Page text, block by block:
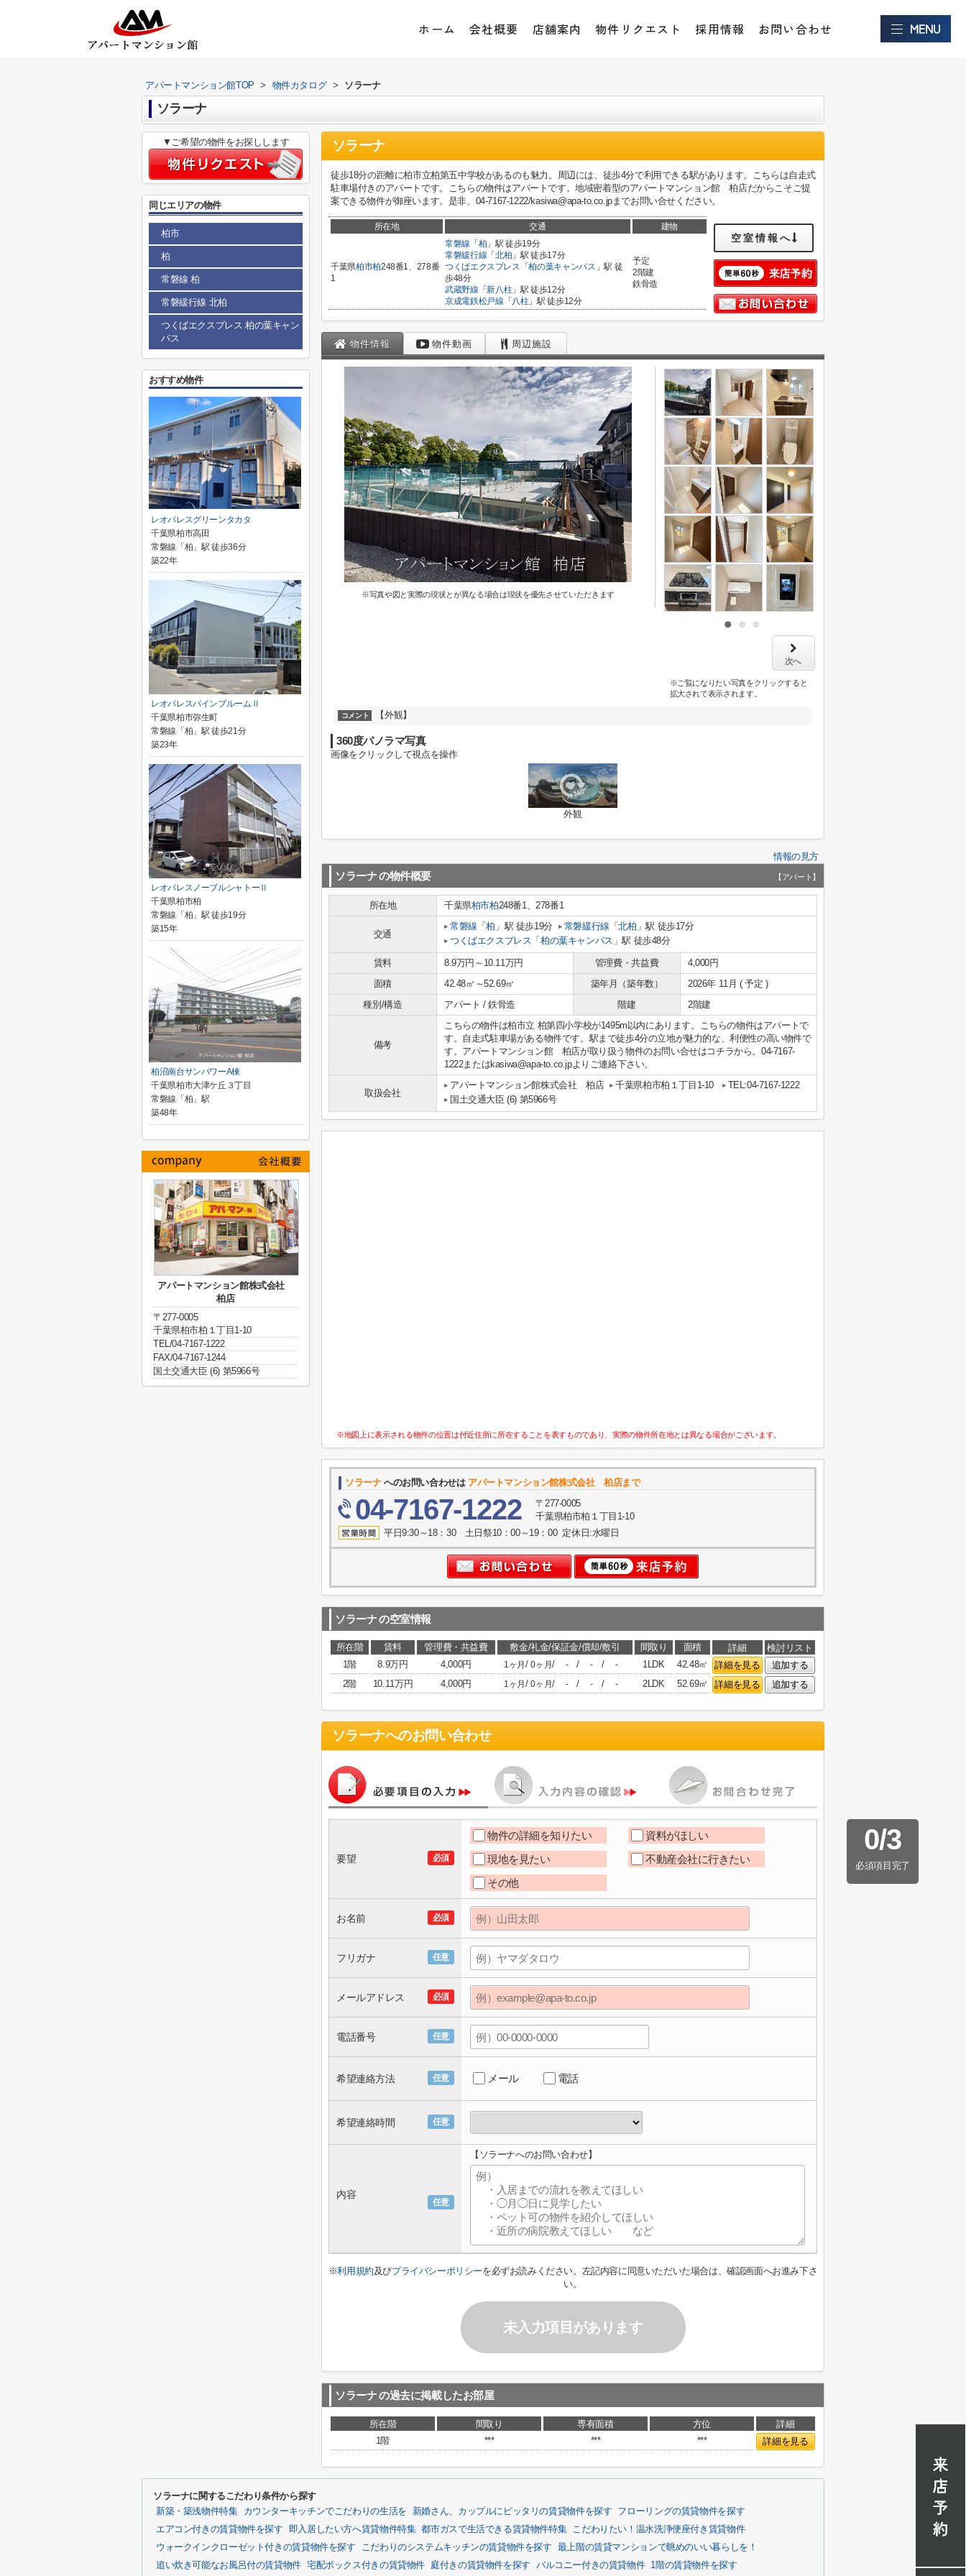
ホーム 会社概要 店舗案内 物件リクエスト 採用情報 お問い合わせ
アパートマンション館TOP > 物件カタログ > ソラーナ
ソラーナ
ソラーナ
徒歩18分の距離に柏市立柏第五中学校があるのも魅力。周辺には、徒歩4分で利用できる駅があります。こちらは自走式
駐車場付きのアパートです。こちらの物件はアパートです。地域密着型のアパートマンション館 柏店だからこそご提
案できる物件が御座います。是非、04-7167-1222/kasiwa@apa-to.co.jpまでお問い合せください。
所在地 交通 建物
千葉県柏市柏248番1、278番
1
常磐線 「 柏 」駅 徒歩19分
常磐緩行線 「 北柏 」駅 徒歩17分
つくばエクスプレス 「柏の葉キャンパス 」駅 徒
歩48分
武蔵野線 「新八柱」駅 徒歩12分
京成電鉄松戸線 「 八柱」駅 徒歩12分
予定
2階建
鉄骨造
空室情報へ
物件情報 物件動画 周辺施設
※写真や図と実際の現状とが異なる場合は現状を優先させていただきます
次へ
※ご覧になりたい写真をクリックすると
拡大されて表示されます。
コメント 【外観】
360度パノラマ写真
画像をクリックして視点を操作
外観
情報の見方
ソラーナ の物件概要 【アパート】
所在地 千葉県柏市柏248番1、278番1
交通
常磐線 「柏 」駅 徒歩19分 常磐緩行線 「北柏 」駅 徒歩17分
つくばエクスプレス 「柏の葉キャンパス 」駅 徒歩48分
賃料 8.9万円～10.11万円 管理費・共益費
4,000円
面積
42.48㎡～52.69㎡ 築年月（築年数）
2026年 11月 ( 予定 )
種別/構造
アパート / 鉄骨造 階建 2階建
備考
こちらの物件は柏市立 柏第四小学校が1495m以内にあります。こちらの物件はアパートで
す。自走式駐車場がある物件です。駅まで徒歩4分の立地が魅力的な、利便性の高い物件で
す。アパートマンション館 柏店が取り扱う物件のお問い合せはコチラから。04-7167-
1222またはkasiwa@apa-to.co.jpよりご連絡下さい。
取扱会社
アパートマンション館株式会社 柏店 千葉県柏市柏１丁目1-10
TEL:04-7167-1222
国土交通大臣 (6) 第5966号
※地図上に表示される物件の位置は付近住所に所在することを表すものであり、実際の物件所在地とは異なる場合がございます。
ソラーナへのお問い合わせは アパートマンション館株式会社 柏店まで
04-7167-1222
〒277-0005
千葉県柏市柏１丁目1-10
平日9:30～18：30 土日祭10：00～19：00 定休日:水曜日
ソラーナ の空室情報
所在階 賃料 管理費・共益費 敷金/礼金/保証金/償却/敷引 間取り 面積 詳細
検討リスト
1階
8.9万円 4,000円 1ヶ月/0ヶ月/ - / - / - 1LDK 42.48㎡ 詳細を見る
追加する
2階
10.11万円 4,000円 1ヶ月/0ヶ月/ - / - / - 2LDK 52.69㎡ 詳細を見る 追加する
ソラーナへのお問い合わせ
0/3
必須項目完了
必須
要望
物件の詳細を知りたい
資料がほしい
現地を見たい
不動産会社に行きたい
その他
必須
お名前
任意
フリガナ
必須
メールアドレス
任意
電話番号
任意
希望連絡方法 メール 電話
任意
希望連絡時間
任意
内容
【ソラーナへのお問い合わせ】
※利用規約及びプライバシーポリシーを必ずお読みください。左記内容に同意いただいた場合は、確認画面へお進み下さ
い。
未入力項目があります
ソラーナ の過去に掲載したお部屋
所在階 間取り 専有面積 方位
詳細
1階
*** *** *** 詳細を見る
▼ご希望の物件をお探しします
同じエリアの物件
柏市
柏
常磐線 柏
常磐緩行線 北柏
つくばエクスプレス 柏の葉キャン
パス
おすすめ物件
レオパレスグリーンタカタ
千葉県柏市高田
常磐線「柏」駅 徒歩36分
築22年
レオパレスパインブルームⅡ
千葉県柏市弥生町
常磐線「柏」駅 徒歩21分
築23年
レオパレスノーブルシャトーⅡ
千葉県柏市柏
常磐線「柏」駅 徒歩19分
築15年
柏沼南台サンパワーA棟
千葉県柏市大津ケ丘３丁目
常磐線「柏」駅
築48年
アパートマンション館株式会社
柏店
〒277-0005
千葉県柏市柏１丁目1-10
TEL/04-7167-1222
FAX/04-7167-1244
国土交通大臣 (6) 第5966号
ソラーナに関するこだわり条件から探す
新築・築浅物件特集 カウンターキッチンでこだわりの生活を 新婚さん、カップルにピッタリの賃貸物件を探す
フローリングの賃貸物件を探す
エアコン付きの賃貸物件を探す
即入居したい方へ賃貸物件特集 都市ガスで生活できる賃貸物件特集
こだわりたい！温水洗浄便座付き賃貸物件
ウォークインクローゼット付きの賃貸物件を探す
こだわりのシステムキッチンの賃貸物件を探す
最上階の賃貸マンションで眺めのいい暮らしを！
追い炊き可能なお風呂付の賃貸物件 宅配ボックス付きの賃貸物件 庭付きの賃貸物件を探す バルコニー付きの賃貸物件 1階の賃貸物件を探す